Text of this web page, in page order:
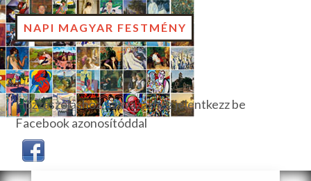
NAPI MAGYAR FESTMÉNY
Hozzászóláshoz, szavazáshoz jelentkezz be
Facebook azonosítóddal